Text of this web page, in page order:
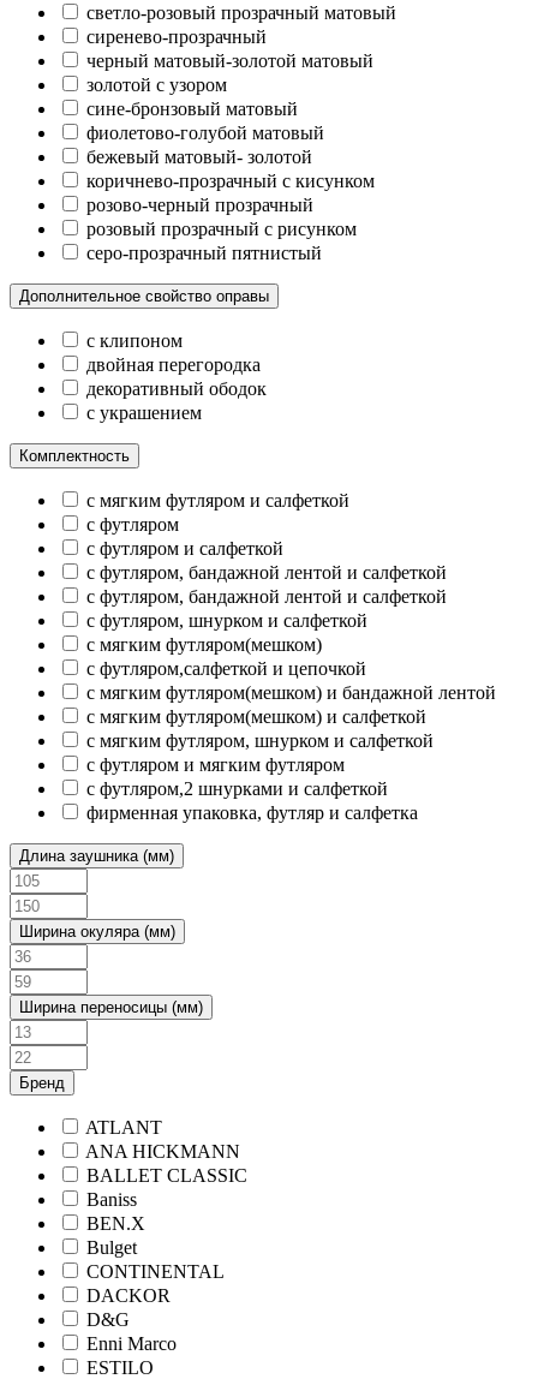
светло-розовый прозрачный матовый
сиренево-прозрачный
черный матовый-золотой матовый
золотой с узором
сине-бронзовый матовый
фиолетово-голубой матовый
бежевый матовый- золотой
коричнево-прозрачный с кисунком
розово-черный прозрачный
розовый прозрачный с рисунком
серо-прозрачный пятнистый
Дополнительное свойство оправы
с клипоном
двойная перегородка
декоративный ободок
с украшением
Комплектность
с мягким футляром и салфеткой
с футляром
с футляром и салфеткой
с футляром, бандажной лентой и салфеткой
с футляром, бандажной лентой и салфеткой
с футляром, шнурком и салфеткой
с мягким футляром(мешком)
с футляром,салфеткой и цепочкой
с мягким футляром(мешком) и бандажной лентой
с мягким футляром(мешком) и салфеткой
с мягким футляром, шнурком и салфеткой
с футляром и мягким футляром
с футляром,2 шнурками и салфеткой
фирменная упаковка, футляр и салфетка
Длина заушника (мм)
Ширина окуляра (мм)
Ширина переносицы (мм)
Бренд
ATLANT
ANA HICKMANN
BALLET CLASSIC
Baniss
BEN.X
Bulget
CONTINENTAL
DACKOR
D&G
Enni Marco
ESTILO